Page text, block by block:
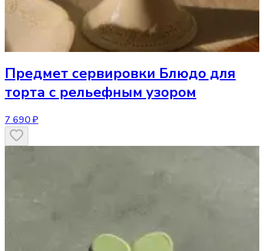
Предмет сервировки Блюдо для
торта с рельефным узором
7 690 ₽